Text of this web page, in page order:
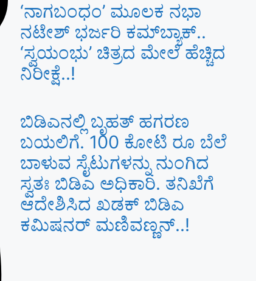
‘ನಾಗಬಂಧಂ’ ಮೂಲಕ ನಭಾ
ನಟೇಶ್ ಭರ್ಜರಿ ಕಮ್‌ಬ್ಯಾಕ್..
‘ಸ್ವಯಂಭು’ ಚಿತ್ರದ ಮೇಲೆ ಹೆಚ್ಚಿದ
ನಿರೀಕ್ಷೆ..!
ಬಿಡಿಎನಲ್ಲಿ ಬೃಹತ್ ಹಗರಣ
ಬಯಲಿಗೆ. 100 ಕೋಟಿ ರೂ ಬೆಲೆ
ಬಾಳುವ ಸೈಟುಗಳನ್ನು ನುಂಗಿದ
ಸ್ವತಃ ಬಿಡಿಎ ಅಧಿಕಾರಿ. ತನಿಖೆಗೆ
ಆದೇಶಿಸಿದ ಖಡಕ್ ಬಿಡಿಎ
ಕಮಿಷನರ್ ಮಣಿವಣ್ಣನ್​​..!